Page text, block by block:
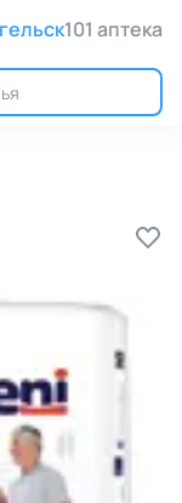
101 аптека